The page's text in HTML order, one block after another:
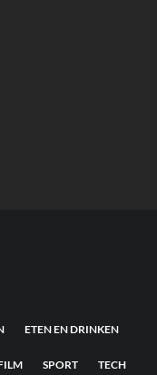
ETEN EN DRINKEN
SPORT TECH